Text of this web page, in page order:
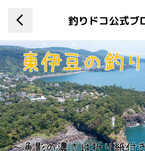
釣りドコ公式ブ